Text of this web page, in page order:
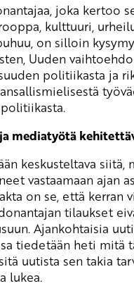
joka kertoo
kulttuuri,
on silloin
Uuden
politiikasta ja
mediatyötä
keskusteltava siitä,
vastaamaan ajan
on se, että kerran
tilaukset
Ajankohtaisia
tiedetään heti mitä
uutista sen takia
lukea.